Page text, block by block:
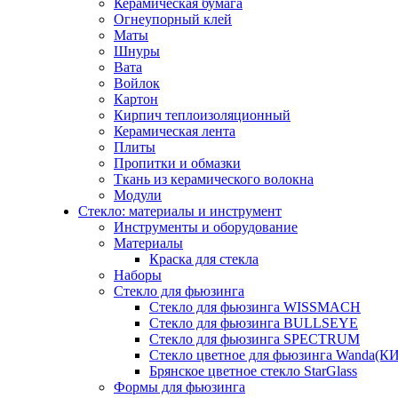
Керамическая бумага
Огнеупорный клей
Маты
Шнуры
Вата
Войлок
Картон
Кирпич теплоизоляционный
Керамическая лента
Плиты
Пропитки и обмазки
Ткань из керамического волокна
Модули
Стекло: материалы и инструмент
Инструменты и оборудование
Материалы
Краска для стекла
Наборы
Стекло для фьюзинга
Стекло для фьюзинга WISSMACH
Стекло для фьюзинга BULLSEYE
Стекло для фьюзинга SPECTRUM
Стекло цветное для фьюзинга
Брянское цветное стекло StarGlass
Формы для фьюзинга